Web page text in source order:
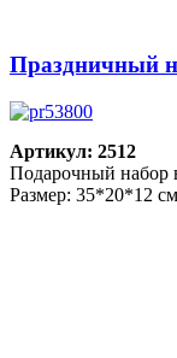
Праздничный
Артикул: 2512
Подарочный набор
Размер: 35*20*12